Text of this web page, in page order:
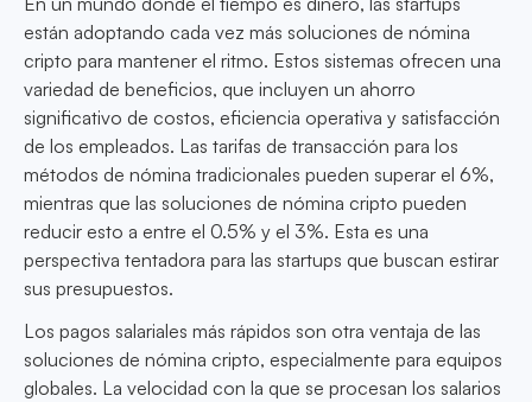
están adoptando cada vez más soluciones de nómina
cripto para mantener el ritmo. Estos sistemas ofrecen una
variedad de beneficios, que incluyen un ahorro
significativo de costos, eficiencia operativa y satisfacción
de los empleados. Las tarifas de transacción para los
métodos de nómina tradicionales pueden superar el 6%,
mientras que las soluciones de nómina cripto pueden
reducir esto a entre el 0.5% y el 3%. Esta es una
perspectiva tentadora para las startups que buscan estirar
sus presupuestos.
Los pagos salariales más rápidos son otra ventaja de las
soluciones de nómina cripto, especialmente para equipos
globales. La velocidad con la que se procesan los salarios